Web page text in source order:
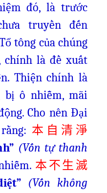
đó, là trước
truyền đến
tông của chúng
là đề xuất
Thiện chính là
bị ô nhiễm, mãi
Cho nên Đại
本自清淨
(Vốn tự thanh
本不生滅
(Vốn không